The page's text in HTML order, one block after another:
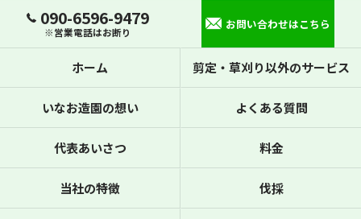
090-6596-9479
※営業電話はお断り
お問い合わせはこちら
ホーム 剪定・草刈り以外のサービス
いなお造園の想い よくある質問
代表あいさつ 料金
当社の特徴 伐採